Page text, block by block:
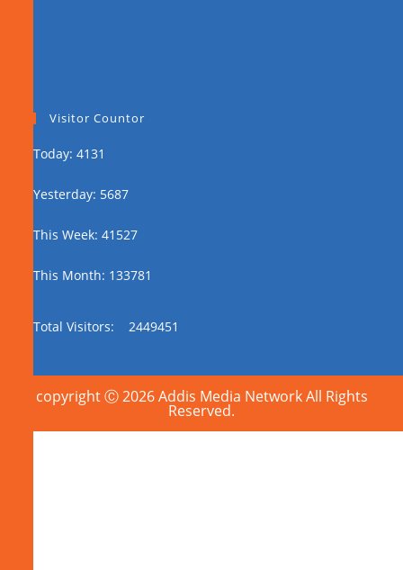
Visitor Countor
Today: 4131
Yesterday: 5687
This Week: 41527
This Month: 133781
Total Visitors: 2449451
copyright Ⓒ 2026 Addis Media Network All Rights
Reserved.